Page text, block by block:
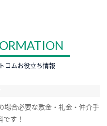
コムお役立ち情報
場合必要な敷金・礼金・仲介手
す！